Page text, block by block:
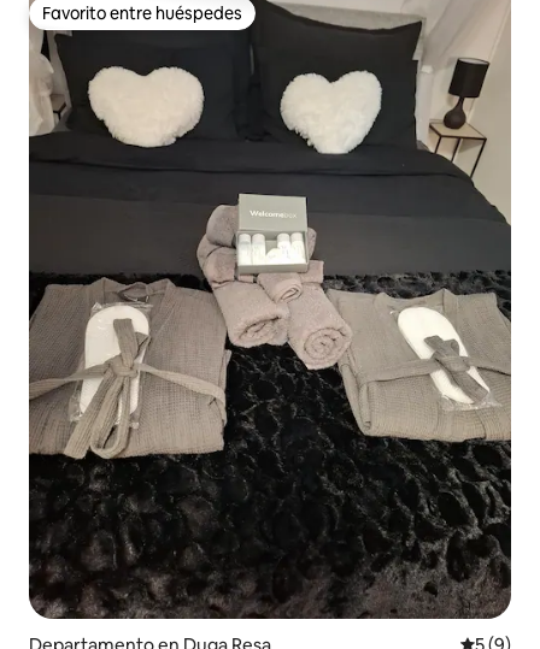
Favorito entre huéspedes
Favorito entre huéspedes